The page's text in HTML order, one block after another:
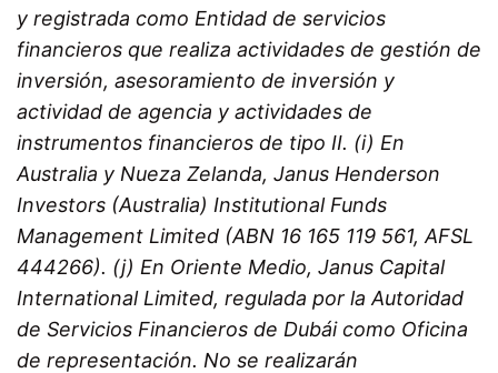
y registrada como Entidad de servicios
financieros que realiza actividades de gestión de
inversión, asesoramiento de inversión y
actividad de agencia y actividades de
instrumentos financieros de tipo II. (i) En
Australia y Nueza Zelanda, Janus Henderson
Investors (Australia) Institutional Funds
Management Limited (ABN 16 165 119 561, AFSL
444266). (j) En Oriente Medio, Janus Capital
International Limited, regulada por la Autoridad
de Servicios Financieros de Dubái como Oficina
de representación. No se realizarán